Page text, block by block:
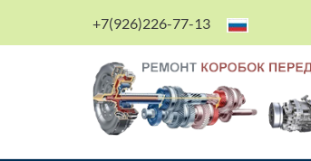
+7(926)226-77-13